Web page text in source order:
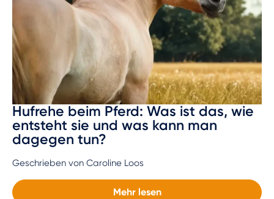
Hufrehe beim Pferd: Was ist das, wie
entsteht sie und was kann man
dagegen tun?
Geschrieben von Caroline Loos
Mehr lesen